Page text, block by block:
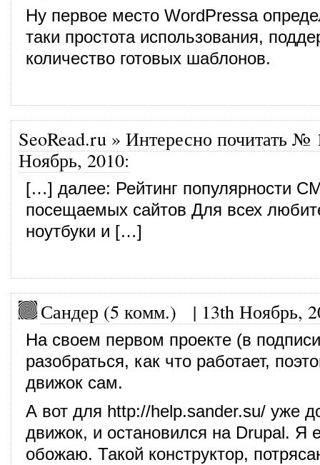
Ну первое место WordPressа
таки простота использования,
количество готовых шаблонов.
SeoRead.ru » Интересно почитать №
Ноябрь, 2010:
[…] далее: Рейтинг популярности
посещаемых сайтов Для всех
ноутбуки и […]
Сандер (5 комм.) | 13th Ноябрь,
На своем первом проекте (в
разобраться, как что работает,
движок сам.
А вот для http://help.sander.su/ уже
движок, и остановился на Drupal. Я
обожаю. Такой конструктор,